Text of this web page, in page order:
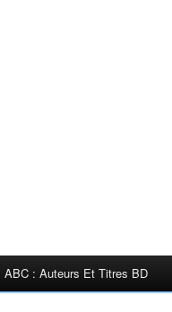
ABC : Auteurs Et Titres BD